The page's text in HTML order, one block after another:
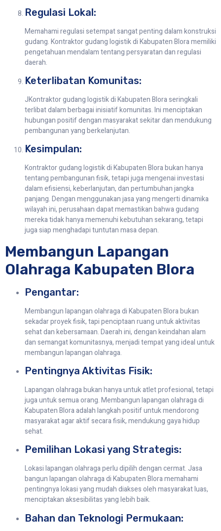
Regulasi Lokal:
Memahami regulasi setempat sangat penting dalam konstruksi
gudang. Kontraktor gudang logistik di Kabupaten Blora memiliki
pengetahuan mendalam tentang persyaratan dan regulasi
daerah.
Keterlibatan Komunitas:
JKontraktor gudang logistik di Kabupaten Blora seringkali
terlibat dalam berbagai inisiatif komunitas. Ini menciptakan
hubungan positif dengan masyarakat sekitar dan mendukung
pembangunan yang berkelanjutan.
Kesimpulan:
Kontraktor gudang logistik di Kabupaten Blora bukan hanya
tentang pembangunan fisik, tetapi juga mengenai investasi
dalam efisiensi, keberlanjutan, dan pertumbuhan jangka
panjang. Dengan menggunakan jasa yang mengerti dinamika
wilayah ini, perusahaan dapat memastikan bahwa gudang
mereka tidak hanya memenuhi kebutuhan sekarang, tetapi
juga siap menghadapi tuntutan masa depan.
Membangun Lapangan
Olahraga Kabupaten Blora
Pengantar:
Membangun lapangan olahraga di Kabupaten Blora bukan
sekadar proyek fisik, tapi penciptaan ruang untuk aktivitas
sehat dan kebersamaan. Daerah ini, dengan keindahan alam
dan semangat komunitasnya, menjadi tempat yang ideal untuk
membangun lapangan olahraga.
Pentingnya Aktivitas Fisik:
Lapangan olahraga bukan hanya untuk atlet profesional, tetapi
juga untuk semua orang. Membangun lapangan olahraga di
Kabupaten Blora adalah langkah positif untuk mendorong
masyarakat agar aktif secara fisik, mendukung gaya hidup
sehat.
Pemilihan Lokasi yang Strategis:
Lokasi lapangan olahraga perlu dipilih dengan cermat. Jasa
bangun lapangan olahraga di Kabupaten Blora memahami
pentingnya lokasi yang mudah diakses oleh masyarakat luas,
menciptakan aksesibilitas yang lebih baik.
Bahan dan Teknologi Permukaan: